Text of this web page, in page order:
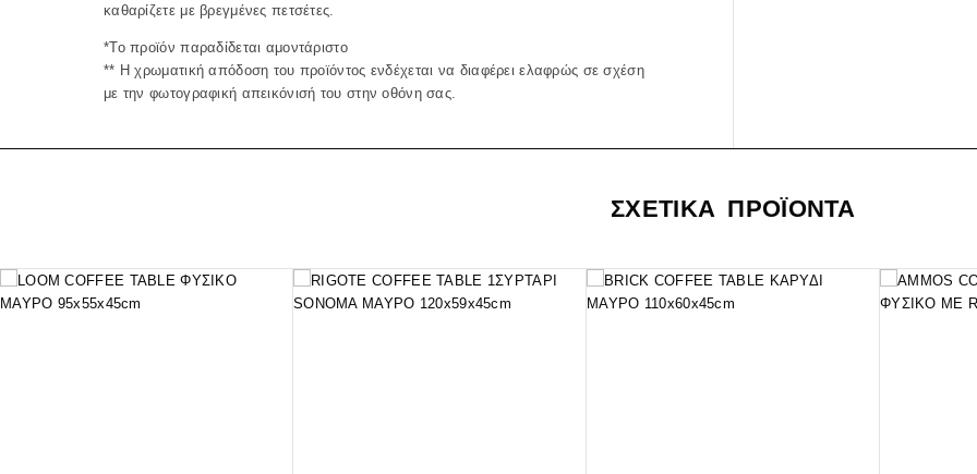
καθαρίζετε με βρεγμένες πετσέτες.
*To προϊόν παραδίδεται αμοντάριστο
** Η χρωματική απόδοση του προϊόντος ενδέχεται να διαφέρει ελαφρώς σε σχέση
με την φωτογραφική απεικόνισή του στην οθόνη σας.
ΣΧΕΤΙΚΑ ΠΡΟΪΟΝΤΑ